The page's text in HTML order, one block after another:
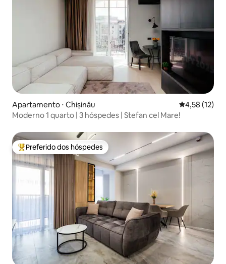
Apartamento ⋅ Chișinău 4,58 de uma
4,58 (12)
Moderno 1 quarto | 3 hóspedes | Stefan cel Mare!
Entre os melhores preferidos dos hóspedes
Preferido dos hóspedes